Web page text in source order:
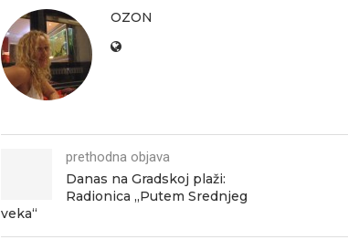
OZON
prethodna objava
Danas na Gradskoj plaži:
Radionica „Putem Srednjeg
veka“